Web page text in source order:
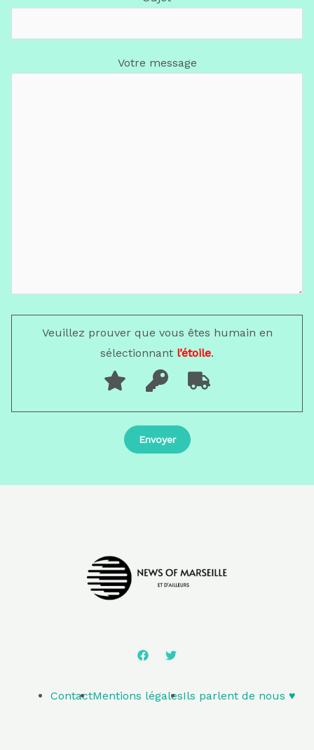
Votre message
Veuillez prouver que vous êtes humain en
sélectionnant l’étoile.
ContactMentions légalesIls parlent de nous ♥️